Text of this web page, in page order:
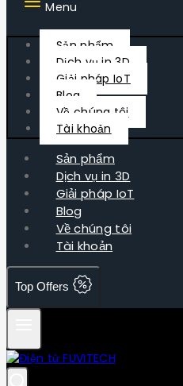
Menu
Sản phẩm
Dịch vụ in 3D
Giải pháp IoT
Blog
Về chúng tôi
Tài khoản
Sản phẩm
Dịch vụ in 3D
Giải pháp IoT
Blog
Về chúng tôi
Tài khoản
Top Offers